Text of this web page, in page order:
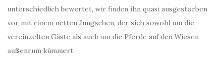
unterschiedlich bewertet, wir finden ihn quasi ausgestorben
vor mit einem netten Jungschen, der sich sowohl um die
vereinzelten Gäste als auch um die Pferde auf den Wiesen
außenrum kümmert.